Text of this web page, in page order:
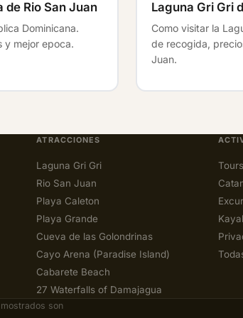
Rio San Juan
Dominicana.
y mejor epoca.
Laguna Gri Gri
Como visitar la
de recogida,
Juan.
ATRACCIONES
Laguna Gri Gri
Rio San Juan
Playa Caleton
Playa Grande
Cueva de las Golondrinas
Cayo Arena (Paradise Island)
Cabarete Beach
27 Waterfalls of Damajagua
son